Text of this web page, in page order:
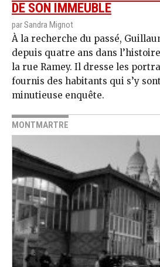
DE SON IMMEUBLE
par Sandra Mignot
À la recherche du passé,
depuis quatre ans dans
la rue Ramey. Il dresse les
fournis des habitants qui s’y
minutieuse enquête.
MONTMARTRE